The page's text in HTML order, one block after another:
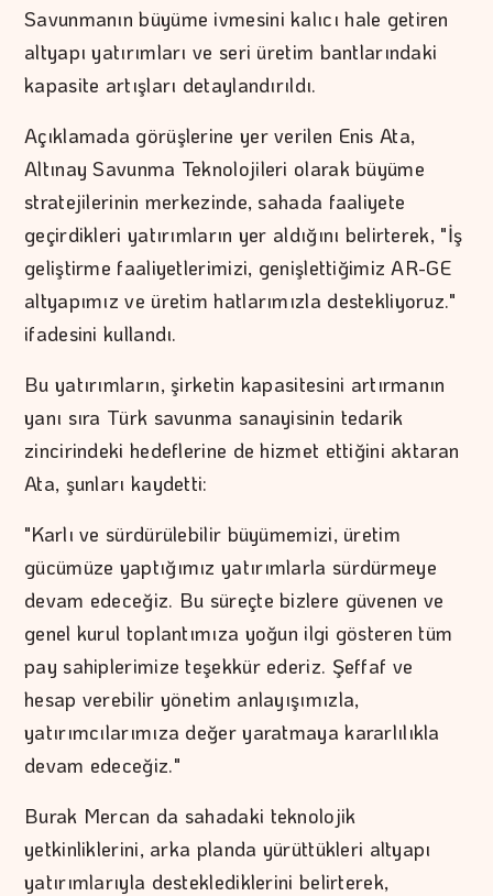
Savunmanın büyüme ivmesini kalıcı hale getiren
altyapı yatırımları ve seri üretim bantlarındaki
kapasite artışları detaylandırıldı.
Açıklamada görüşlerine yer verilen Enis Ata,
Altınay Savunma Teknolojileri olarak büyüme
stratejilerinin merkezinde, sahada faaliyete
geçirdikleri yatırımların yer aldığını belirterek, "İş
geliştirme faaliyetlerimizi, genişlettiğimiz AR-GE
altyapımız ve üretim hatlarımızla destekliyoruz."
ifadesini kullandı.
Bu yatırımların, şirketin kapasitesini artırmanın
yanı sıra Türk savunma sanayisinin tedarik
zincirindeki hedeflerine de hizmet ettiğini aktaran
Ata, şunları kaydetti:
"Karlı ve sürdürülebilir büyümemizi, üretim
gücümüze yaptığımız yatırımlarla sürdürmeye
devam edeceğiz. Bu süreçte bizlere güvenen ve
genel kurul toplantımıza yoğun ilgi gösteren tüm
pay sahiplerimize teşekkür ederiz. Şeffaf ve
hesap verebilir yönetim anlayışımızla,
yatırımcılarımıza değer yaratmaya kararlılıkla
devam edeceğiz."
Burak Mercan da sahadaki teknolojik
yetkinliklerini, arka planda yürüttükleri altyapı
yatırımlarıyla desteklediklerini belirterek,